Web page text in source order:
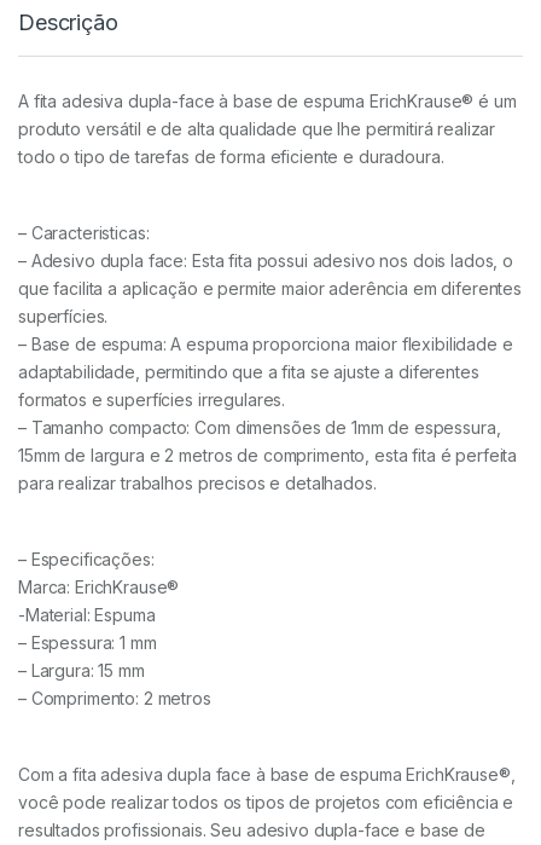
Descrição
A fita adesiva dupla-face à base de espuma ErichKrause® é um
produto versátil e de alta qualidade que lhe permitirá realizar
todo o tipo de tarefas de forma eficiente e duradoura.
– Caracteristicas:
– Adesivo dupla face: Esta fita possui adesivo nos dois lados, o
que facilita a aplicação e permite maior aderência em diferentes
superfícies.
– Base de espuma: A espuma proporciona maior flexibilidade e
adaptabilidade, permitindo que a fita se ajuste a diferentes
formatos e superfícies irregulares.
– Tamanho compacto: Com dimensões de 1mm de espessura,
15mm de largura e 2 metros de comprimento, esta fita é perfeita
para realizar trabalhos precisos e detalhados.
– Especificações:
Marca: ErichKrause®
-Material: Espuma
– Espessura: 1 mm
– Largura: 15 mm
– Comprimento: 2 metros
Com a fita adesiva dupla face à base de espuma ErichKrause®,
você pode realizar todos os tipos de projetos com eficiência e
resultados profissionais. Seu adesivo dupla-face e base de